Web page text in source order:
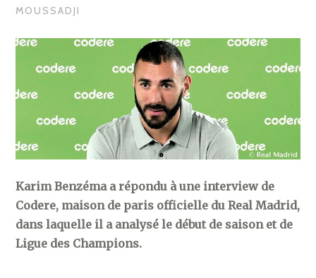
MOUSSADJI
Karim Benzéma a répondu à une interview de
Codere, maison de paris officielle du Real Madrid,
dans laquelle il a analysé le début de saison et de
Ligue des Champions.